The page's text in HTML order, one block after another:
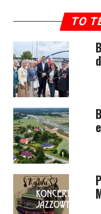
Były premier
NIE PRZEGAP
Będzie mniej
„trójce”
TO